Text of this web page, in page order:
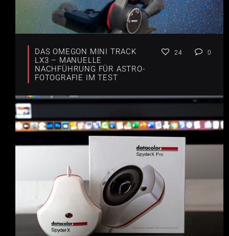
DAS OMEGON MINI TRACK
LX3 – MANUELLE
NACHFÜHRUNG FÜR ASTRO-
FOTOGRAFIE IM TEST
24 0